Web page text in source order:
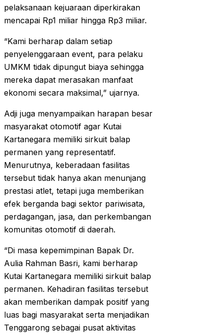
pelaksanaan kejuaraan diperkirakan
mencapai Rp1 miliar hingga Rp3 miliar.
“Kami berharap dalam setiap
penyelenggaraan event, para pelaku
UMKM tidak dipungut biaya sehingga
mereka dapat merasakan manfaat
ekonomi secara maksimal,” ujarnya.
Adji juga menyampaikan harapan besar
masyarakat otomotif agar Kutai
Kartanegara memiliki sirkuit balap
permanen yang representatif.
Menurutnya, keberadaan fasilitas
tersebut tidak hanya akan menunjang
prestasi atlet, tetapi juga memberikan
efek berganda bagi sektor pariwisata,
perdagangan, jasa, dan perkembangan
komunitas otomotif di daerah.
“Di masa kepemimpinan Bapak Dr.
Aulia Rahman Basri, kami berharap
Kutai Kartanegara memiliki sirkuit balap
permanen. Kehadiran fasilitas tersebut
akan memberikan dampak positif yang
luas bagi masyarakat serta menjadikan
Tenggarong sebagai pusat aktivitas